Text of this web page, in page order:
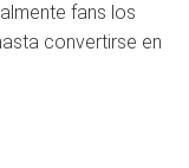
fans los
convertirse en